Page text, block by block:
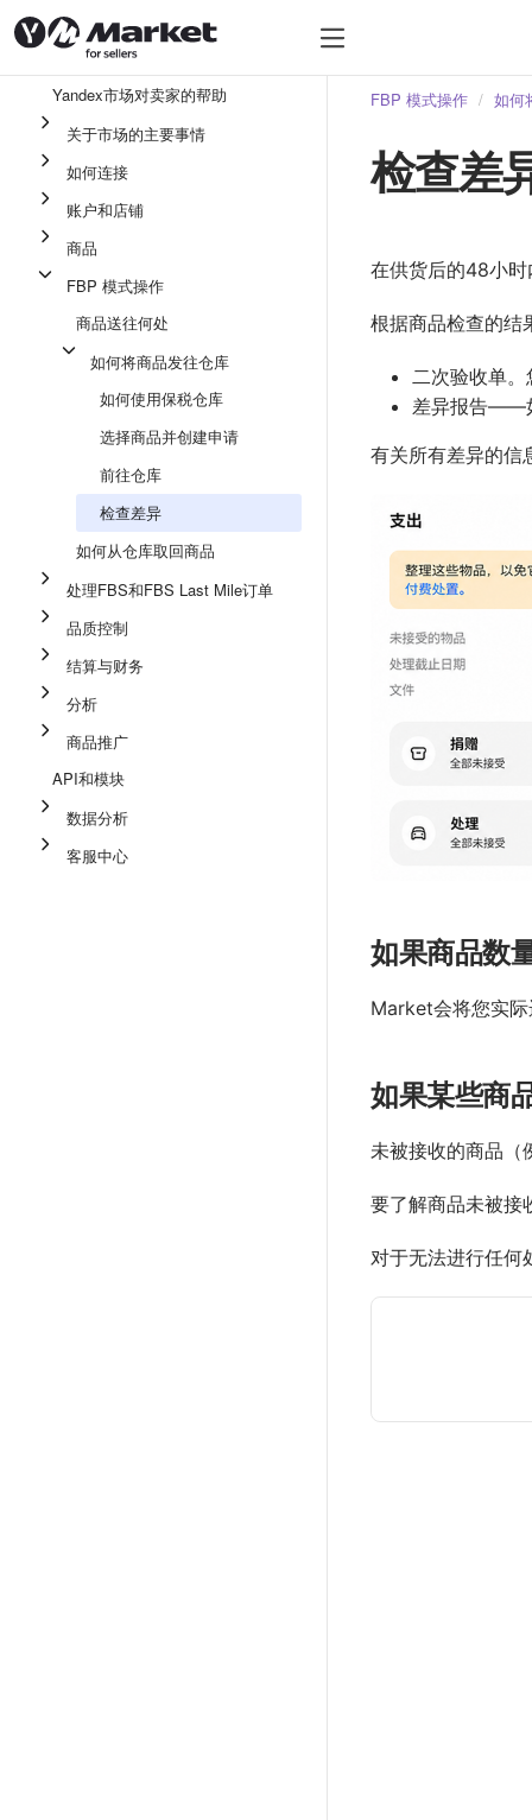
Yandex市场对卖家的帮助
关于市场的主要事情
如何连接
账户和店铺
商品
FBP 模式操作
商品送往何处
如何将商品发往仓库
如何使用保税仓库
选择商品并创建申请
前往仓库
检查差异
如何从仓库取回商品
处理FBS和FBS Last Mile订单
品质控制
结算与财务
分析
商品推广
API和模块
数据分析
客服中心
FBP 模式操作 如何
检查差
在供货后的48小
根据商品检查的结
二次验收单
差异报告——
有关所有差异的
如果商品数
Market会将您实
如果某些商
未被接收的商品（
要了解商品未被接
对于无法进行任何